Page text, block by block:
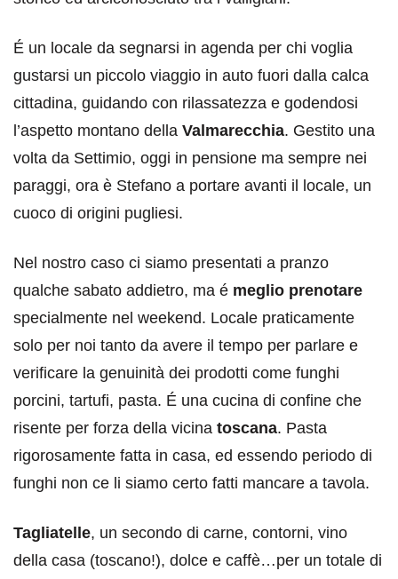
É un locale da segnarsi in agenda per chi voglia
gustarsi un piccolo viaggio in auto fuori dalla calca
cittadina, guidando con rilassatezza e godendosi
l’aspetto montano della Valmarecchia. Gestito una
volta da Settimio, oggi in pensione ma sempre nei
paraggi, ora è Stefano a portare avanti il locale, un
cuoco di origini pugliesi.
Nel nostro caso ci siamo presentati a pranzo
qualche sabato addietro, ma é meglio prenotare
specialmente nel weekend. Locale praticamente
solo per noi tanto da avere il tempo per parlare e
verificare la genuinità dei prodotti come funghi
porcini, tartufi, pasta. É una cucina di confine che
risente per forza della vicina toscana. Pasta
rigorosamente fatta in casa, ed essendo periodo di
funghi non ce li siamo certo fatti mancare a tavola.
Tagliatelle, un secondo di carne, contorni, vino
della casa (toscano!), dolce e caffè…per un totale di